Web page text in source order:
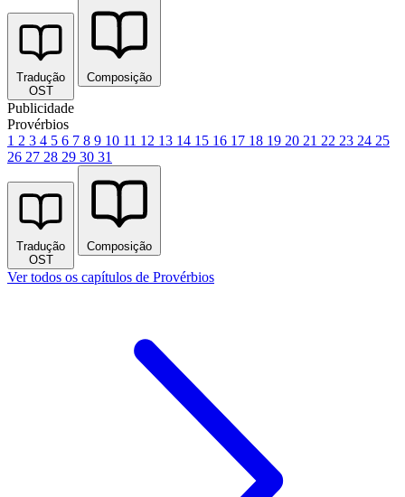
Tradução
OST
Composição
Publicidade
Provérbios
1 2 3 4 5 6 7 8 9 10 11 12 13 14 15 16 17 18 19 20 21 22 23 24 25
26 27 28 29 30 31
Tradução
OST
Composição
Ver todos os capítulos de Provérbios